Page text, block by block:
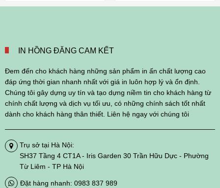
IN HỒNG ĐĂNG CAM KẾT
Đem đến cho khách hàng những sản phẩm in ấn chất lượng cao
đáp ứng thời gian nhanh nhất với giá in luôn hợp lý và ổn định.
Chúng tôi gây dựng uy tín và tạo dựng niềm tin cho khách hàng từ
chính chất lượng và dịch vụ tối ưu, có những chính sách tốt nhất
dành cho khách hàng thân thiết. Liên hệ ngay với chúng tôi
Trụ sở tại Hà Nội:
SH37 Tầng 4 CT1A - Iris Garden 30 Trần Hữu Dực - Phường
Từ Liêm - TP Hà Nội
Đặt hàng nhanh: 0983 837 989